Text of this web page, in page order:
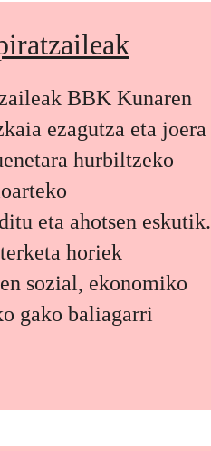
BBK Kunaren
ezagutza eta joera
hurbiltzeko
eta ahotsen eskutik.
horiek
sozial, ekonomiko
gako baliagarri